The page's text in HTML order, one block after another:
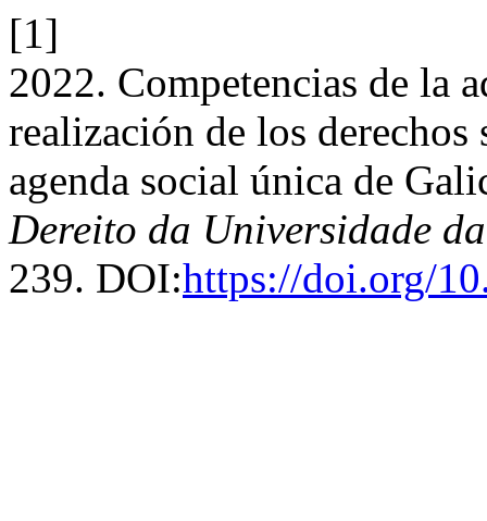
[1]
2022. Competencias de la
realización de los
agenda social única de
Dereito da Universidade
239. DOI:https://doi.org/